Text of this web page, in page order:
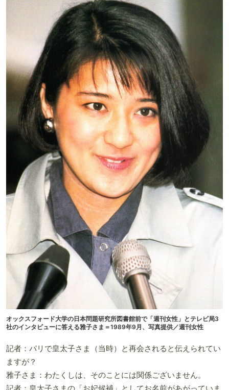
オックスフォード大学の日本問題研究所図書館前で「週刊女性」とテレビ局3
社のインタビューに答える雅子さま＝1989年9月、写真提供／週刊女性
記者：パリで皇太子さま（当時）と再会されると伝えられてい
ますが？
雅子さま：わたくしは、そのことには関係ございません。
記者：皇太子さまの「お妃候補」としてお名前があがっていま